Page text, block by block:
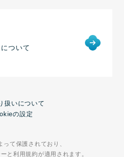
扱いについて
の設定
ついて
て保護されており、
と利用規約が適用されます。